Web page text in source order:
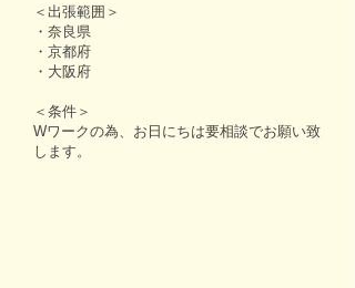
＜出張範囲＞
・奈良県
・京都府
・大阪府
＜条件＞
Wワークの為、お日にちは要相談でお願い致
します。